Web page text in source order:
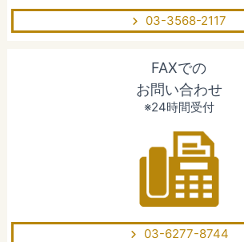
03-3568-2117
FAXでの
お問い合わせ
※24時間受付
03-6277-8744